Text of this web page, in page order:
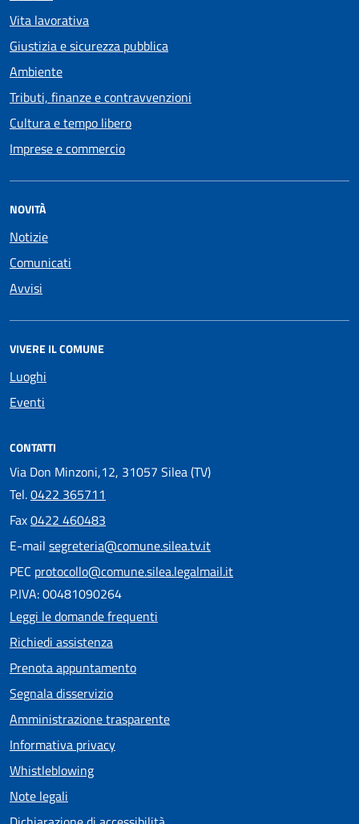
Vita lavorativa
Giustizia e sicurezza pubblica
Ambiente
Tributi, finanze e contravvenzioni
Cultura e tempo libero
Imprese e commercio
NOVITÀ
Notizie
Comunicati
Avvisi
VIVERE IL COMUNE
Luoghi
Eventi
CONTATTI
Via Don Minzoni,12, 31057 Silea (TV)
Tel.0422 365711
Fax0422 460483
E-mail segreteria@comune.silea.tv.it
PEC protocollo@comune.silea.legalmail.it
P.IVA: 00481090264
Leggi le domande frequenti
Richiedi assistenza
Prenota appuntamento
Segnala disservizio
Amministrazione trasparente
Informativa privacy
Whistleblowing
Note legali